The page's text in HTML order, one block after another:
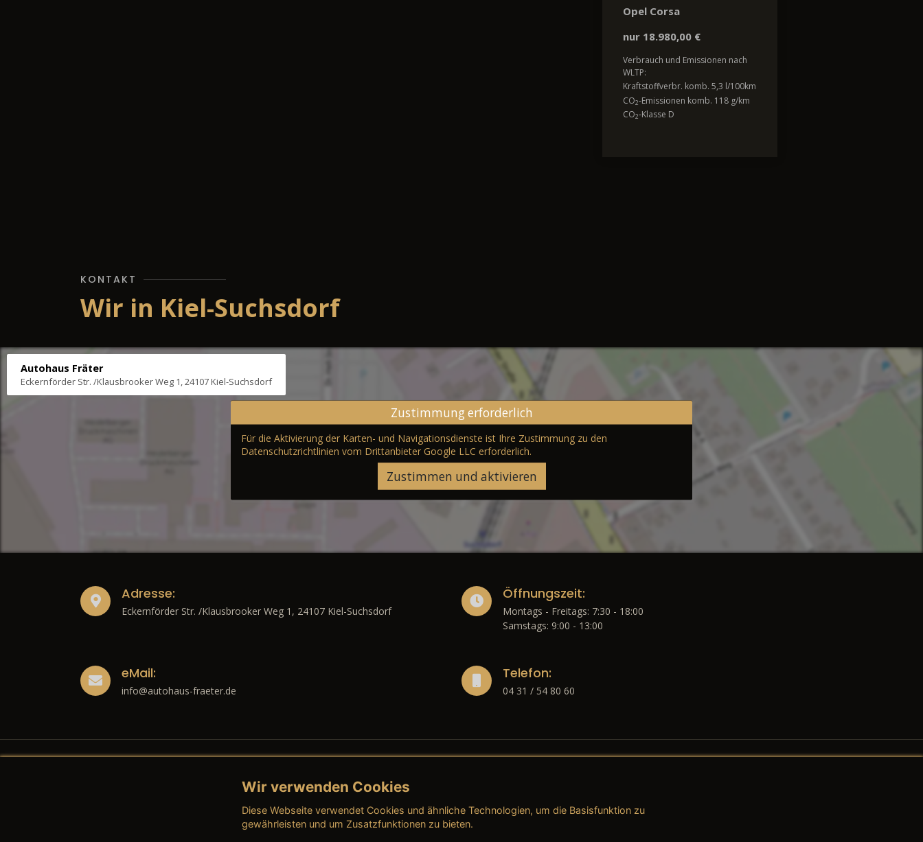
Opel Corsa
nur 18.980,00 €
Verbrauch und Emissionen nach
WLTP:
Kraftstoffverbr. komb. 5,3 l/100km
CO2-Emissionen komb. 118 g/km
CO2-Klasse D
KONTAKT
Wir in Kiel-Suchsdorf
Autohaus Fräter
Eckernförder Str. /Klausbrooker Weg 1, 24107 Kiel-Suchsdorf
Zustimmung erforderlich
Für die Aktivierung der Karten- und Navigationsdienste ist Ihre Zustimmung zu den
Datenschutzrichtlinien vom Drittanbieter Google LLC erforderlich.
Zustimmen und aktivieren
Adresse:
Eckernförder Str. /Klausbrooker Weg 1, 24107 Kiel-Suchsdorf
Öffnungszeit:
Montags - Freitags: 7:30 - 18:00
Samstags: 9:00 - 13:00
eMail:
info@autohaus-fraeter.de
Telefon:
04 31 / 54 80 60
Rechtliches
→ Impressum
→ AGB (Neuwagen)
→ AGB (Teile & Zubehör)
Wir verwenden Cookies
Diese Webseite verwendet Cookies und ähnliche Technologien, um die Basisfunktion zu
gewährleisten und um Zusatzfunktionen zu bieten.